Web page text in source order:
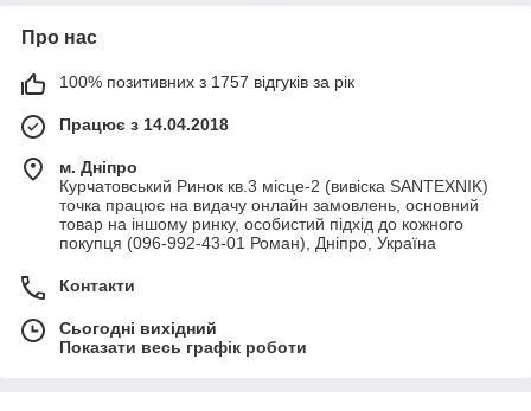
Про нас
100% позитивних з 1757 відгуків за рік
Працює з 14.04.2018
м. Дніпро
Курчатовський Ринок кв.3 місце-2 (вивіска SANTEXNIK)
точка працює на видачу онлайн замовлень, основний
товар на іншому ринку, особистий підхід до кожного
покупця (096-992-43-01 Роман), Дніпро, Україна
Контакти
Сьогодні вихідний
Показати весь графік роботи